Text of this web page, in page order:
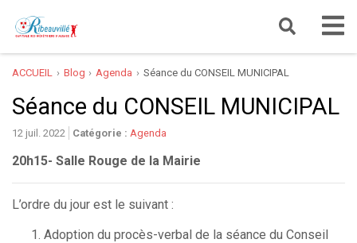
ACCUEIL Blog Agenda Séance du CONSEIL MUNICIPAL
Séance du CONSEIL MUNICIPAL
12 juil. 2022 Catégorie : Agenda
20h15- Salle Rouge de la Mairie
L’ordre du jour est le suivant :
Adoption du procès-verbal de la séance du Conseil